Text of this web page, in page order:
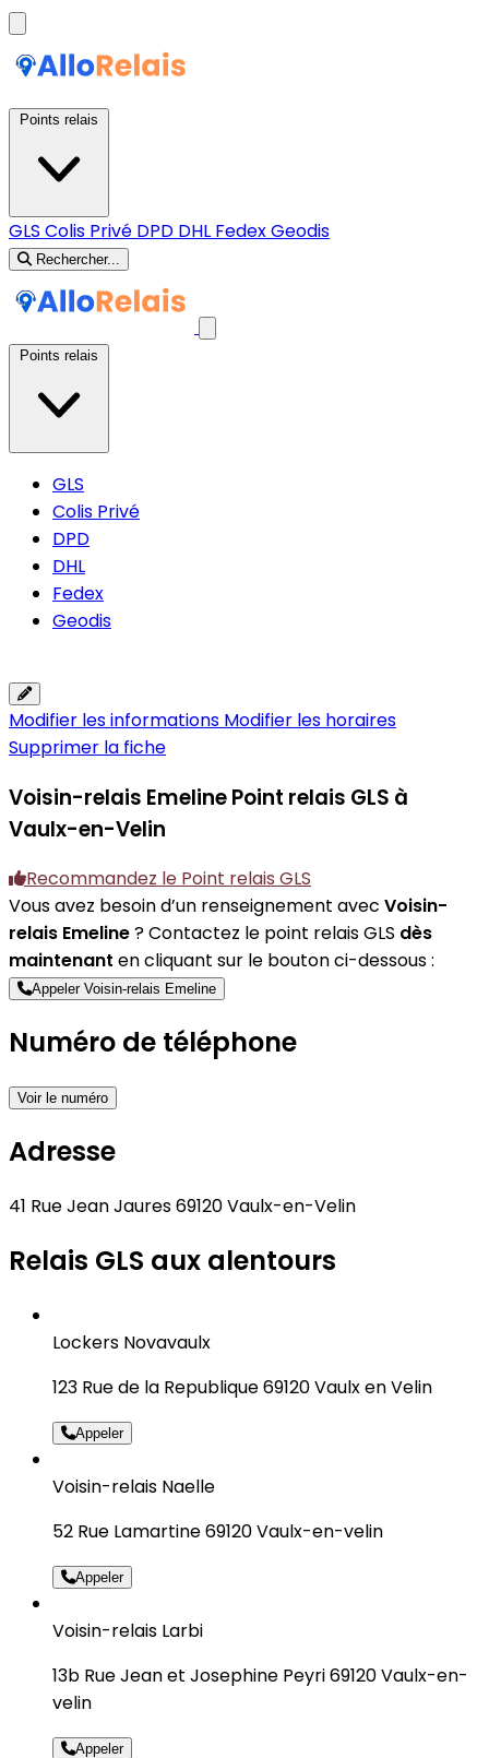
GLS Colis Privé DPD DHL FedexGeodis
Rechercher...
GLS
Colis Privé
DPD
DHL
Fedex
Geodis
Modifier les informations Modifier les horaires
Supprimer la fiche
Voisin-relais EmelinePoint relais GLS à
Vaulx-en-Velin
Recommandez le Point relais GLS
Vous avez besoin d’un renseignement avec Voisin-
relais Emeline? Contactez le point relais GLS dès
maintenant en cliquant sur le bouton ci-dessous :
Appeler Voisin-relais Emeline
Numéro de téléphone
Voir le numéro
Adresse
41 Rue Jean Jaures 69120 Vaulx-en-Velin
Relais GLS aux alentours
Lockers Novavaulx
123 Rue de la Republique 69120 Vaulx en Velin
Appeler
Voisin-relais Naelle
52 Rue Lamartine 69120 Vaulx-en-velin
Appeler
Voisin-relais Larbi
13b Rue Jean et Josephine Peyri 69120 Vaulx-en-
velin
Appeler